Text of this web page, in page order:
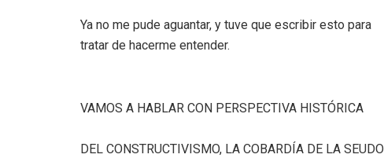
Ya no me pude aguantar, y tuve que escribir esto para
tratar de hacerme entender.
VAMOS A HABLAR CON PERSPECTIVA HISTÓRICA
DEL CONSTRUCTIVISMO, LA COBARDÍA DE LA SEUDO